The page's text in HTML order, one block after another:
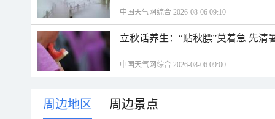
中国天气网综合 2026-08-06 09:10
立秋话养生：“贴秋膘”莫着急 先清
中国天气网综合 2026-08-06 09:00
周边地区 | 周边景点